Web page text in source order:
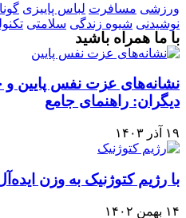
ورزشی مسافرت لباس پاییزی
نوشیدنی شیوه زندگی سلامتی
با ما همراه باشید
نشانه‌های عزت نفس پایین
دیگران: راهنمای جامع
۱۹ آذر ۱۴۰۳
با رژیم کتوژنیک به وزن
۱۴ بهمن ۱۴۰۲